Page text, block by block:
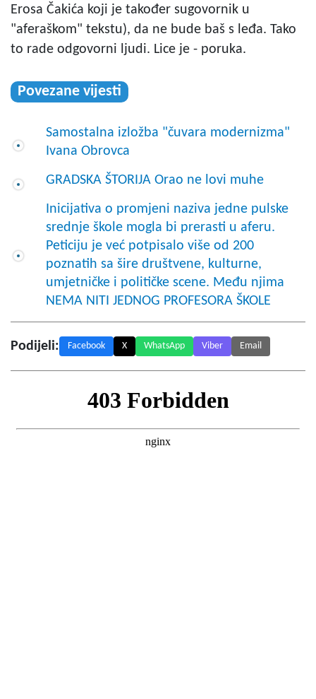
Erosa Čakića koji je također sugovornik u
"aferaškom" tekstu), da ne bude baš s leđa. Tako
to rade odgovorni ljudi. Lice je - poruka.
Povezane vijesti
Samostalna izložba "čuvara modernizma"
Ivana Obrovca
GRADSKA ŠTORIJA Orao ne lovi muhe
Inicijativa o promjeni naziva jedne pulske
srednje škole mogla bi prerasti u aferu.
Peticiju je već potpisalo više od 200
poznatih sa šire društvene, kulturne,
umjetničke i političke scene. Među njima
NEMA NITI JEDNOG PROFESORA ŠKOLE
Podijeli: Facebook X WhatsApp Viber Email